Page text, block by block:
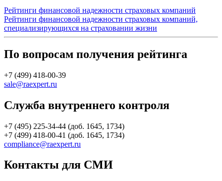
Рейтинги финансовой надежности страховых компаний
Рейтинги финансовой надежности страховых компаний,
специализирующихся на страховании жизни
По вопросам получения рейтинга
+7 (499) 418-00-39
sale@raexpert.ru
Служба внутреннего контроля
+7 (495) 225-34-44 (доб. 1645, 1734)
+7 (499) 418-00-41 (доб. 1645, 1734)
compliance@raexpert.ru
Контакты для СМИ